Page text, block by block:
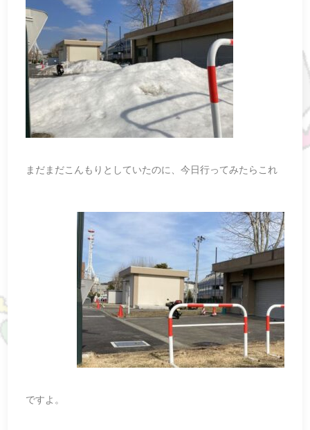
まだまだこんもりとしていたのに、今日行ってみたらこれ
ですよ。